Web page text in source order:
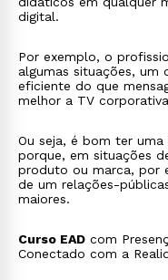
digital.
Por exemplo, o
algumas situações, um
eficiente do que
melhor a TV
Ou seja, é bom ter
porque, em situações
produto ou marca, por
de um relações-
maiores.
Curso EAD com
Conectado com a